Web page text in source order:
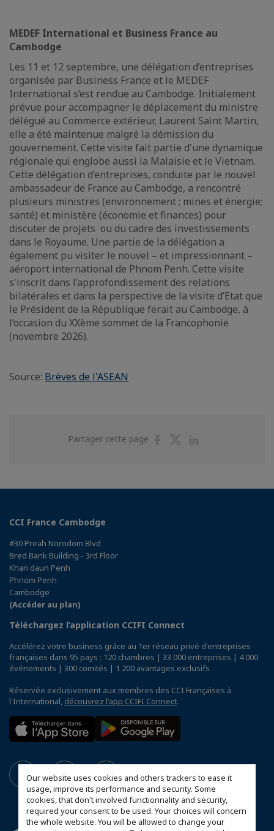
Our website uses cookies and others trackers to ease it
usage, improve its performance and security. Some
cookies, that don't involved functionnality and security,
required your consent to be used. Your choices will concern
the whole website. You will be allowed to change your
MEDEF International et Business France au
Cambodge
Les 11 et 12 septembre, une délégation d’entreprises
organisée par Business France et le MEDEF
International s’est rendue au Cambodge. Initialement
prévue pour accompagner le déplacement du ministre
délégué au Commerce extérieur, Laurent Saint Martin,
elle a été maintenue malgré la démission du
gouvernement. Cette visite fait partie d'une dynamique
régionale qui englobe aussi la Malaisie et le Vietnam.
Cette délégation d’entreprises, conduite par le nouvel
ambassadeur de France au Cambodge, a rencontré
plusieurs ministres (environnement ; mines et énergie;
santé) et ministère (économie et finances) pour
discuter de projets ou du cadre des investissements
dans le Royaume. Une partie de la délégation a
également pu visiter le nouvel – et impressionnant –
aéroport international de Phnom Penh. Cette visite
s'inscrit dans l’approfondissement des relations
bilatérales et dans la perspective de la visite d’Etat que
le Président de la République ferait au Cambodge, à
l’occasion du XXème sommet de la Francophonie
(novembre 2026).
Source: Brèves de l'ASEAN
Partager cette page
PartagerPartager
CCI France Cambodge
#30 Preah Norodom Blvd
Bred Bank Building - 3rd Floor
Khan daun Penh
Phnom Penh
Cambodge
(Accéder au plan)
Téléchargez l’application CCIFI Connect
Accélérez votre business grâce au 1er réseau privé d'entreprises
françaises dans 95 pays : 120 chambres | 33 000 entreprises | 4 000
événements | 300 comités | 1 200 avantages exclusifs
Réservée exclusivement aux membres des CCI Françaises à
l'International, découvrez l'app CCIFI Connect.